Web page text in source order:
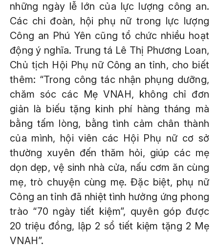
những ngày lễ lớn của lực lượng công an.
Các chi đoàn, hội phụ nữ trong lực lượng
Công an Phú Yên cũng tổ chức nhiều hoạt
động ý nghĩa. Trung tá Lê Thị Phương Loan,
Chủ tịch Hội Phụ nữ Công an tỉnh, cho biết
thêm: “Trong công tác nhận phụng dưỡng,
chăm sóc các Mẹ VNAH, không chỉ đơn
giản là biếu tặng kinh phí hàng tháng mà
bằng tấm lòng, bằng tình cảm chân thành
của mình, hội viên các Hội Phụ nữ cơ sở
thường xuyên đến thăm hỏi, giúp các mẹ
dọn dẹp, vệ sinh nhà cửa, nấu cơm ăn cùng
mẹ, trò chuyện cùng mẹ. Đặc biệt, phụ nữ
Công an tỉnh đã nhiệt tình hưởng ứng phong
trào “70 ngày tiết kiệm”, quyên góp được
20 triệu đồng, lập 2 sổ tiết kiệm tặng 2 Mẹ
VNAH”.